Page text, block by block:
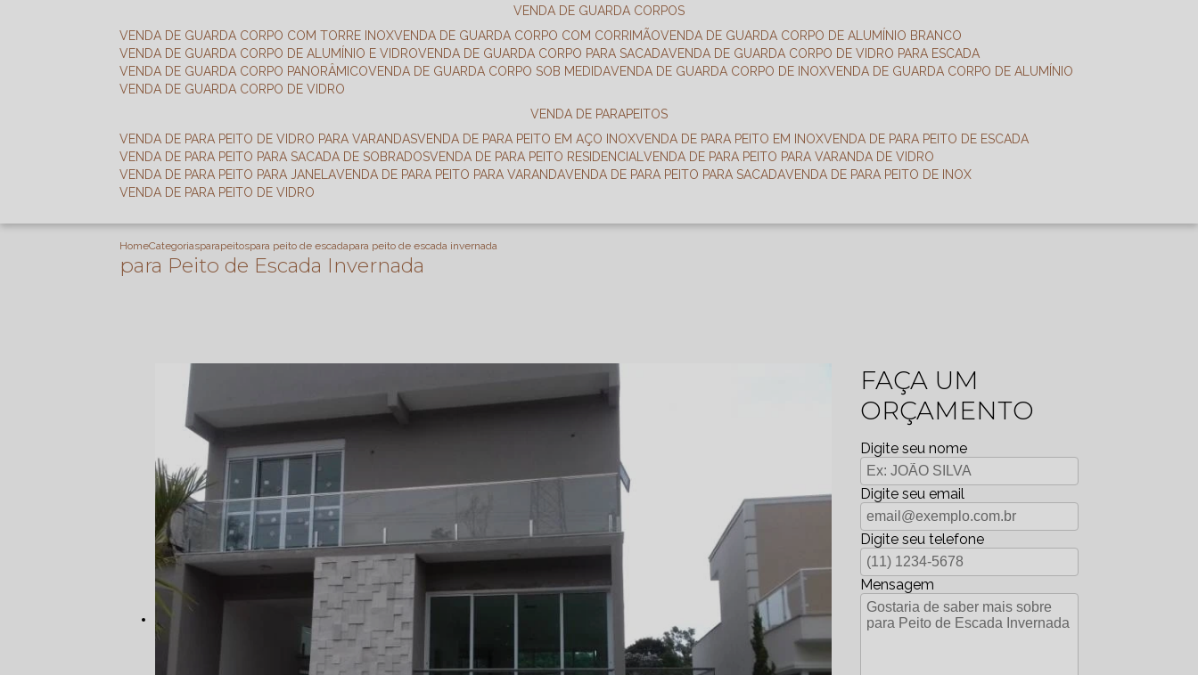
VENDA DE GUARDA CORPOS
VENDA DE GUARDA CORPO COM TORRE INOX
VENDA DE GUARDA CORPO COM CORRIMÃO
VENDA DE GUARDA CORPO DE ALUMÍNIO BRANCO
VENDA DE GUARDA CORPO DE ALUMÍNIO E VIDRO
VENDA DE GUARDA CORPO PARA SACADA
VENDA DE GUARDA CORPO DE VIDRO PARA ESCADA
VENDA DE GUARDA CORPO PANORÂMICO
VENDA DE GUARDA CORPO SOB MEDIDA VENDA DE GUARDA CORPO DE INOX
VENDA DE GUARDA CORPO DE ALUMÍNIO
VENDA DE GUARDA CORPO DE VIDRO
VENDA DE PARAPEITOS
VENDA DE PARA PEITO DE VIDRO PARA VARANDAS
VENDA DE PARA PEITO EM AÇO INOX VENDA DE PARA PEITO EM INOX
VENDA DE PARA PEITO DE ESCADA
VENDA DE PARA PEITO PARA SACADA DE SOBRADOS
VENDA DE PARA PEITO RESIDENCIAL
VENDA DE PARA PEITO PARA VARANDA DE VIDRO
VENDA DE PARA PEITO PARA JANELA
VENDA DE PARA PEITO PARA VARANDA VENDA DE PARA PEITO PARA SACADA
VENDA DE PARA PEITO DE INOX
VENDA DE PARA PEITO DE VIDRO
HomeCategoriasparapeitospara peito de escadapara peito de escada invernada
para Peito de Escada Invernada
FAÇA UM
ORÇAMENTO
Digite seu nome
Digite seu email
Digite seu telefone
Mensagem